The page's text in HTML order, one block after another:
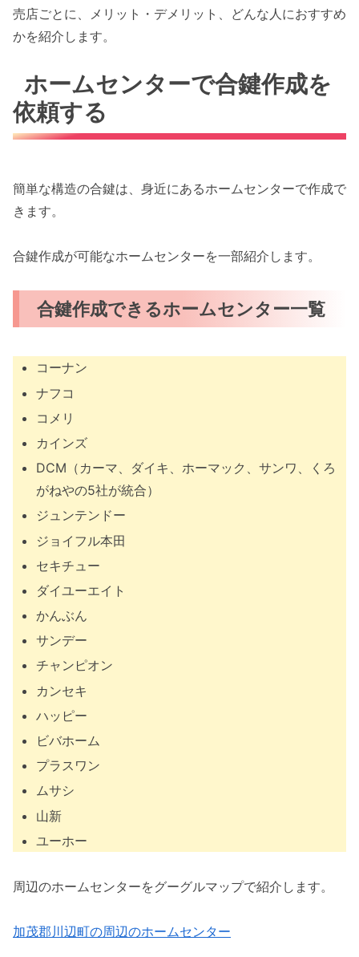
売店ごとに、メリット・デメリット、どんな人におすすめ
かを紹介します。
ホームセンターで合鍵作成を
依頼する
簡単な構造の合鍵は、身近にあるホームセンターで作成で
きます。
合鍵作成が可能なホームセンターを一部紹介します。
合鍵作成できるホームセンター一覧
コーナン
ナフコ
コメリ
カインズ
DCM（カーマ、ダイキ、ホーマック、サンワ、くろ
がねやの5社が統合）
ジュンテンドー
ジョイフル本田
セキチュー
ダイユーエイト
かんぶん
サンデー
チャンピオン
カンセキ
ハッピー
ビバホーム
プラスワン
ムサシ
山新
ユーホー
周辺のホームセンターをグーグルマップで紹介します。
加茂郡川辺町の周辺のホームセンター